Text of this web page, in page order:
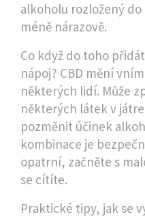
alkoholu rozložený
méně nárazově.
Co když do toho
nápoj? CBD mění
některých lidí. Může
některých látek v
pozměnit účinek
kombinace je
opatrní, začněte s
se cítíte.
Praktické tipy, jak se